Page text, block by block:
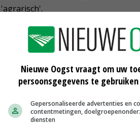
'Tenzij de provincie uitgaat van
ook mogelijk is. Er zijn
Overigens blijft ons
leggen met panelen.'
is een omgevingsvergunning van
Nieuwe Oogst vraagt om uw
persoonsgegevens te
Gepersonaliseerde advertenties en
contentmetingen,
diensten